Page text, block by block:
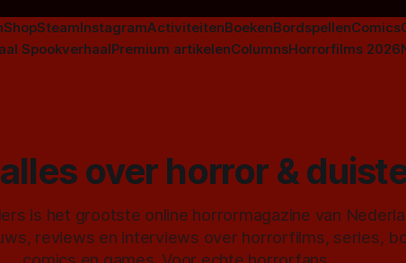
ShopSteamInstagramActiviteitenBoekenBordspellenComics
SpookverhaalPremium artikelenColumnsHorrorfilms 2026
over horror &
is het grootste online horrormagazine van
reviews en interviews over horrorfilms, series,